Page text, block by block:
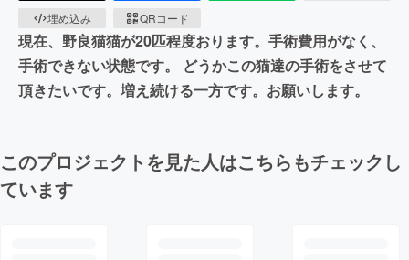
埋め込み
QRコード
現在、野良猫猫が20匹程度おります。手術費用がなく、
手術できない状態です。 どうかこの猫達の手術をさせて
頂きたいです。増え続ける一方です。お願いします。
このプロジェクトを見た人はこちらもチェックし
ています